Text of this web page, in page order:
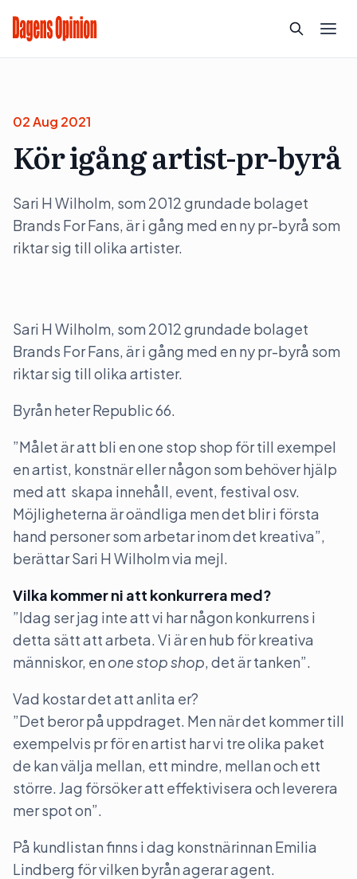
02 Aug 2021
Kör igång artist-pr-byrå
Sari H Wilholm, som 2012 grundade bolaget
Brands For Fans, är i gång med en ny pr-byrå som
riktar sig till olika artister.
Sari H Wilholm, som 2012 grundade bolaget
Brands For Fans, är i gång med en ny pr-byrå som
riktar sig till olika artister.
Byrån heter Republic 66.
”Målet är att bli en one stop shop för till exempel
en artist, konstnär eller någon som behöver hjälp
med att skapa innehåll, event, festival osv.
Möjligheterna är oändliga men det blir i första
hand personer som arbetar inom det kreativa”,
berättar Sari H Wilholm via mejl.
Vilka kommer ni att konkurrera med?
”Idag ser jag inte att vi har någon konkurrens i
detta sätt att arbeta. Vi är en hub för kreativa
människor, en one stop shop, det är tanken”.
Vad kostar det att anlita er?
”Det beror på uppdraget. Men när det kommer till
exempelvis pr för en artist har vi tre olika paket
de kan välja mellan, ett mindre, mellan och ett
större. Jag försöker att effektivisera och leverera
mer spot on”.
På kundlistan finns i dag konstnärinnan Emilia
Lindberg för vilken byrån agerar agent.